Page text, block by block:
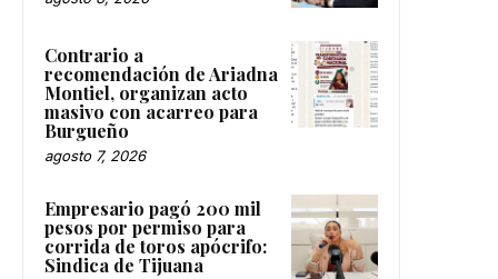
Contrario a
recomendación de Ariadna
Montiel, organizan acto
masivo con acarreo para
Burgueño
agosto 7, 2026
Empresario pagó 200 mil
pesos por permiso para
corrida de toros apócrifo:
Sindica de Tijuana